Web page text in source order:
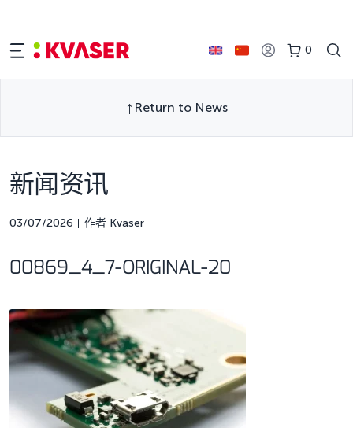
0
Return to News
新闻资讯
03/07/2026 作者 Kvaser
00869_4_7-ORIGINAL-20